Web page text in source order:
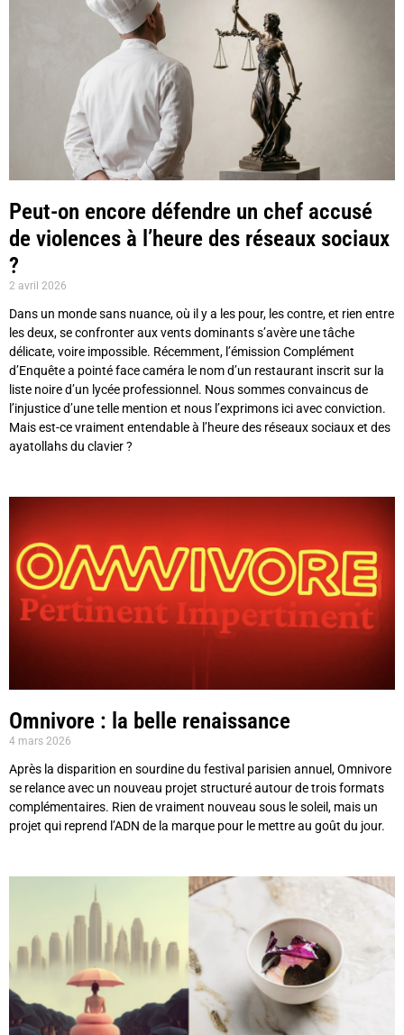
Peut-on encore défendre un chef accusé
de violences à l’heure des réseaux sociaux
?
2 avril 2026
Dans un monde sans nuance, où il y a les pour, les contre, et rien entre
les deux, se confronter aux vents dominants s’avère une tâche
délicate, voire impossible. Récemment, l’émission Complément
d’Enquête a pointé face caméra le nom d’un restaurant inscrit sur la
liste noire d’un lycée professionnel. Nous sommes convaincus de
l’injustice d’une telle mention et nous l’exprimons ici avec conviction.
Mais est-ce vraiment entendable à l’heure des réseaux sociaux et des
ayatollahs du clavier ?
Omnivore : la belle renaissance
4 mars 2026
Après la disparition en sourdine du festival parisien annuel, Omnivore
se relance avec un nouveau projet structuré autour de trois formats
complémentaires. Rien de vraiment nouveau sous le soleil, mais un
projet qui reprend l’ADN de la marque pour le mettre au goût du jour.